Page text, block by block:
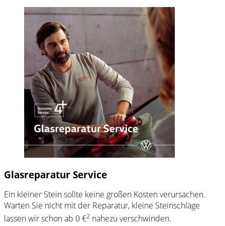
Glasreparatur Service
Ein kleiner Stein sollte keine großen Kosten verursachen.
Warten Sie nicht mit der Reparatur, kleine Steinschläge
lassen wir schon ab 0 €2 nahezu verschwinden.